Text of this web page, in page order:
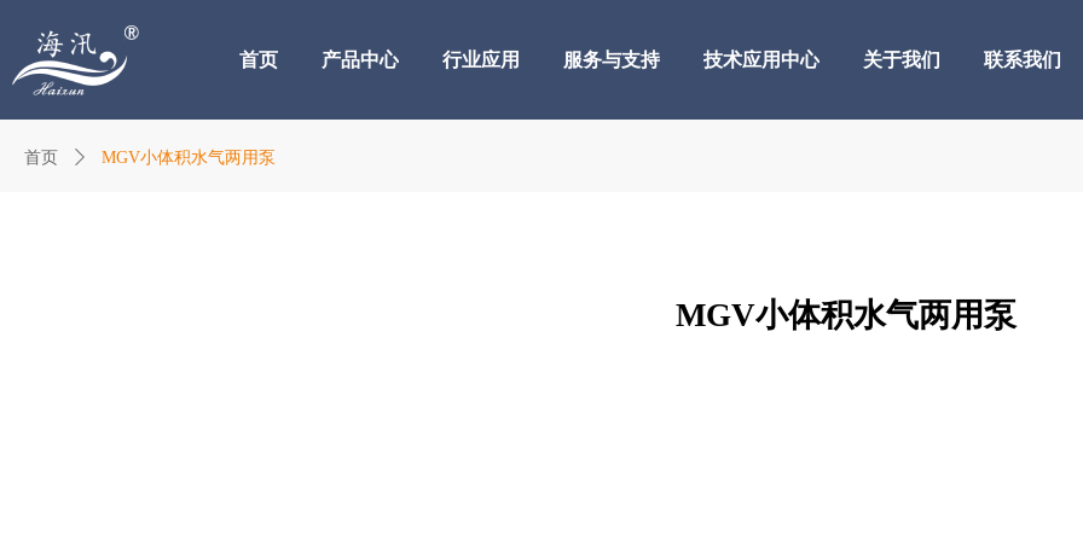
首页 产品中心 行业应用 服务与支持 技术应用中心 关于我们 联系我们
MGV小体积水气两用泵
首页 ꄲ MGV小体积水气两用泵